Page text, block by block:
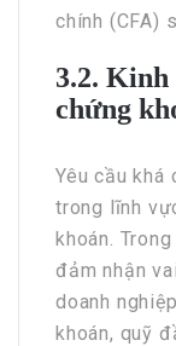
chính (CFA)
3.2. Kinh
chứng
Yêu cầu khá
trong lĩnh
khoán.
đảm nhận
doanh
khoán, quỹ